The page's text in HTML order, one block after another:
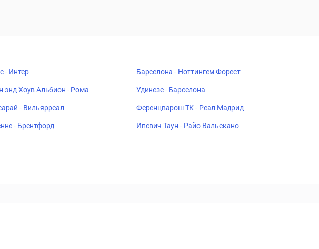
- Интер Барселона - Ноттингем Форест
энд Хоув Альбион - Рома Удинезе - Барселона
- Вильярреал Ференцварош ТК - Реал Мадрид
- Брентфорд Ипсвич Таун - Райо Вальекано